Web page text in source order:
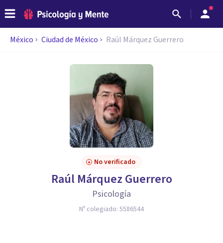
México Ciudad de México Raúl Márquez Guerrero
No verificado
Raúl Márquez Guerrero
Psicología
Nº colegiado: 5586544